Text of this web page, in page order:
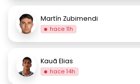
Martín Zubimendi
hace 11h
Kauã Elias
hace 14h